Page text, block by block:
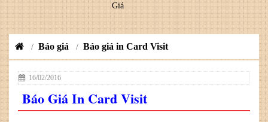
Giá
/ Báo giá / Báo giá in Card Visit
16/02/2016
Báo Giá In Card Visit